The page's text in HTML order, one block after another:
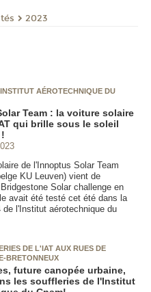
2023
AÉROTECHNIQUE DU
Team : la voiture solaire
qui brille sous le soleil
de l'Innoptus Solar Team
KU Leuven) vient de
Solar challenge en
avait été testé cet été dans la
de l'Institut aérotechnique du
DE L'IAT AUX RUES DE
BRETONNEUX
future canopée urbaine,
les souffleries de l'Institut